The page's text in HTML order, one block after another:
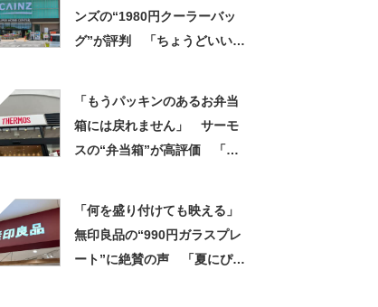
ンズの“1980円クーラーバッ
グ”が評判 「ちょうどいい大
「もうパッキンのあるお弁当
箱には戻れません」 サーモ
スの“弁当箱”が高評価 「想
「何を盛り付けても映える」
無印良品の“990円ガラスプレ
ート”に絶賛の声 「夏にぴっ